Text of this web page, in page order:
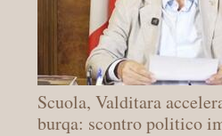
Scuola, Valditara
burqa: scontro politico